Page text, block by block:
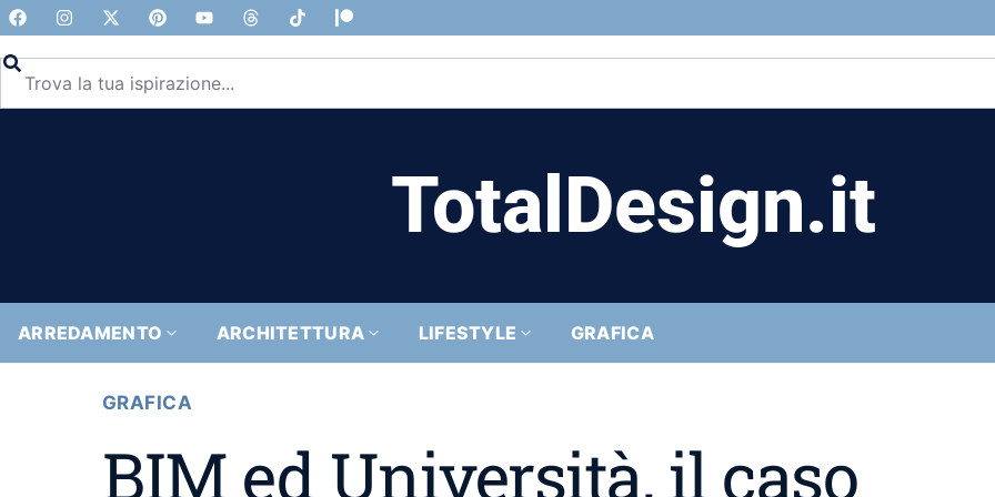
TotalDesign.it
ARREDAMENTO ARCHITETTURA LIFESTYLE GRAFICA
GRAFICA
BIM ed Università, il caso